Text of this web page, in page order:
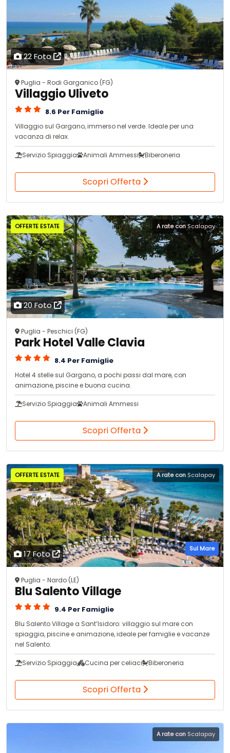
22 Foto
Puglia - Rodi Garganico (FG)
Villaggio Uliveto
8.6 Per Famiglie
Villaggio sul Gargano, immerso nel verde. Ideale per una
vacanza di relax.
Servizio Spiaggia Animali Ammessi Biberoneria
Scopri Offerta
20 Foto
OFFERTE ESTATE A rate conScalapay
Puglia - Peschici (FG)
Park Hotel Valle Clavia
8.4 Per Famiglie
Hotel 4 stelle sul Gargano, a pochi passi dal mare, con
animazione, piscine e buona cucina.
Servizio Spiaggia Animali Ammessi
Scopri Offerta
17 Foto
OFFERTE ESTATE A rate con Scalapay
Sul Mare
Puglia - Nardo (LE)
Blu Salento Village
9.4 Per Famiglie
Blu Salento Village a Sant’Isidoro: villaggio sul mare con
spiaggia, piscine e animazione, ideale per famiglie e vacanze
nel Salento.
Servizio Spiaggia Cucina per celiaci Biberoneria
Scopri Offerta
A rate con Scalapay